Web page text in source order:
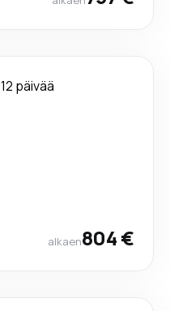
12 päivää
alkaen804 €